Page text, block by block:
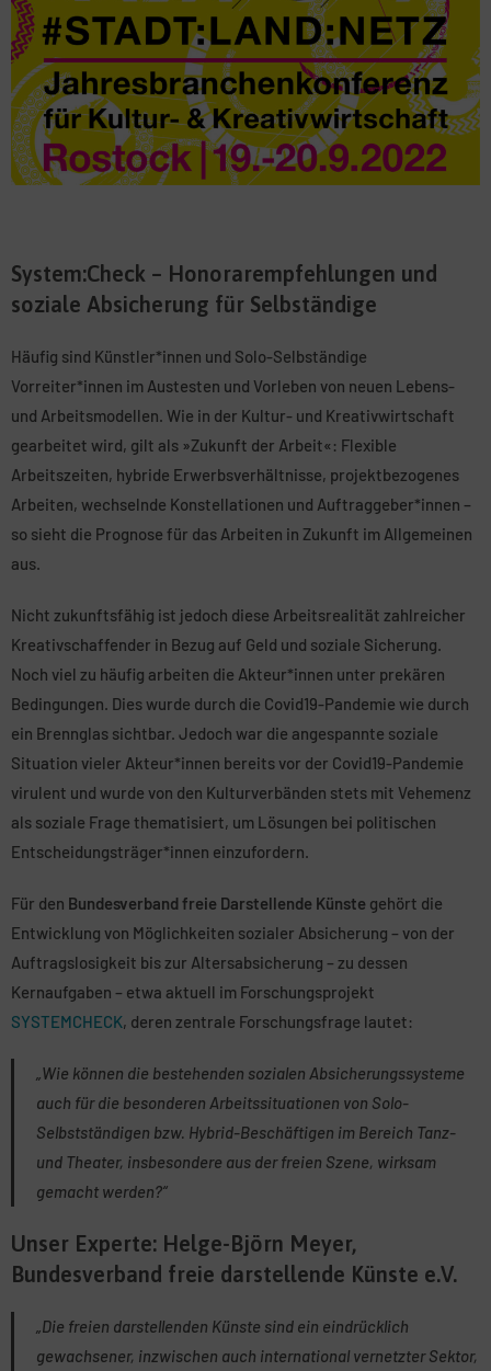
System:Check – Honorarempfehlungen und
soziale Absicherung für Selbständige
Häufig sind Künstler*innen und Solo-Selbständige
Vorreiter*innen im Austesten und Vorleben von neuen Lebens-
und Arbeitsmodellen. Wie in der Kultur- und Kreativwirtschaft
gearbeitet wird, gilt als »Zukunft der Arbeit«: Flexible
Arbeitszeiten, hybride Erwerbsverhältnisse, projektbezogenes
Arbeiten, wechselnde Konstellationen und Auftraggeber*innen –
so sieht die Prognose für das Arbeiten in Zukunft im Allgemeinen
aus.
Nicht zukunftsfähig ist jedoch diese Arbeitsrealität zahlreicher
Kreativschaffender in Bezug auf Geld und soziale Sicherung.
Noch viel zu häufig arbeiten die Akteur*innen unter prekären
Bedingungen. Dies wurde durch die Covid19-Pandemie wie durch
ein Brennglas sichtbar. Jedoch war die angespannte soziale
Situation vieler Akteur*innen bereits vor der Covid19-Pandemie
virulent und wurde von den Kulturverbänden stets mit Vehemenz
als soziale Frage thematisiert, um Lösungen bei politischen
Entscheidungsträger*innen einzufordern.
Für den Bundesverband freie Darstellende Künste gehört die
Entwicklung von Möglichkeiten sozialer Absicherung – von der
Auftragslosigkeit bis zur Altersabsicherung – zu dessen
Kernaufgaben – etwa aktuell im Forschungsprojekt
SYSTEMCHECK, deren zentrale Forschungsfrage lautet:
„Wie können die bestehenden sozialen Absicherungssysteme
auch für die besonderen Arbeitssituationen von Solo-
Selbstständigen bzw. Hybrid-Beschäftigen im Bereich Tanz-
und Theater, insbesondere aus der freien Szene, wirksam
gemacht werden?“
Unser Experte: Helge-Björn Meyer,
Bundesverband freie darstellende Künste e.V.
„Die freien darstellenden Künste sind ein eindrücklich
gewachsener, inzwischen auch international vernetzter Sektor,